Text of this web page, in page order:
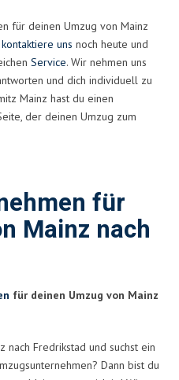
für deinen Umzug von Mainz
kontaktiere uns noch heute und
Service. Wir nehmen uns
und dich individuell zu
Mainz hast du einen
der deinen Umzug zum
für
Mainz nach
für deinen Umzug von Mainz
nach Fredrikstad und suchst ein
Dann bist du